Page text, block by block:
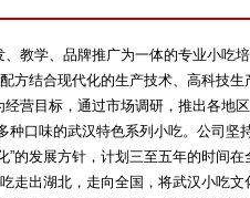
教学、品牌推广为一体的专业小吃
方结合现代化的生产技术、高科技
营目标，通过市场调研，推出各地
种口味的武汉特色系列小吃。公司坚
的发展方针，计划三至五年的时间
走出湖北，走向全国，将武汉小吃